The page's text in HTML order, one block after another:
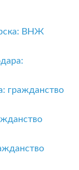
ВНЖ
гражданство